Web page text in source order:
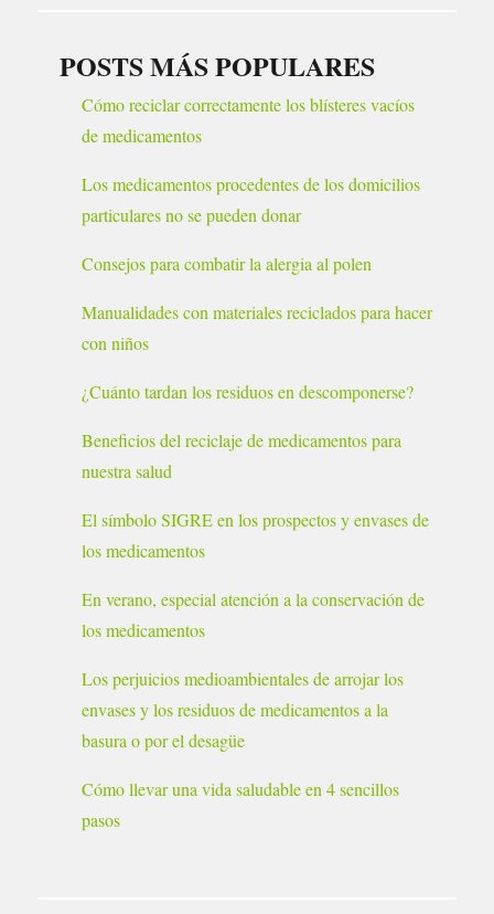
POSTS MÁS POPULARES
Cómo reciclar correctamente los blísteres vacíos
de medicamentos
Los medicamentos procedentes de los domicilios
particulares no se pueden donar
Consejos para combatir la alergia al polen
Manualidades con materiales reciclados para hacer
con niños
¿Cuánto tardan los residuos en descomponerse?
Beneficios del reciclaje de medicamentos para
nuestra salud
El símbolo SIGRE en los prospectos y envases de
los medicamentos
En verano, especial atención a la conservación de
los medicamentos
Los perjuicios medioambientales de arrojar los
envases y los residuos de medicamentos a la
basura o por el desagüe
Cómo llevar una vida saludable en 4 sencillos
pasos